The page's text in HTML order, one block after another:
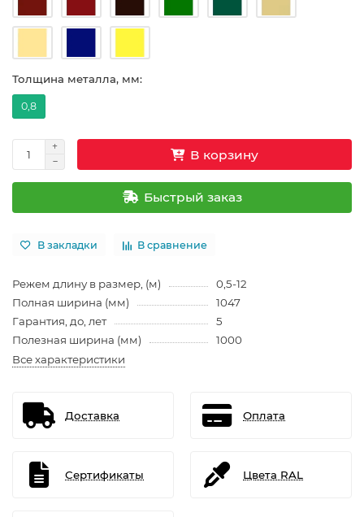
Толщина металла, мм:
0,8
В корзину
Быстрый заказ
В закладки В сравнение
Режем длину в размер, (м)
0,5-12
Полная ширина (мм)
1047
Гарантия, до, лет
5
Полезная ширина (мм)
1000
Все характеристики
Доставка Оплата
Сертификаты Цвета RAL